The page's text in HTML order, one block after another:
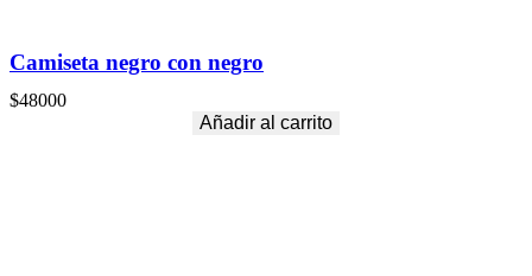
Camiseta negro con negro
$48000
Añadir al carrito